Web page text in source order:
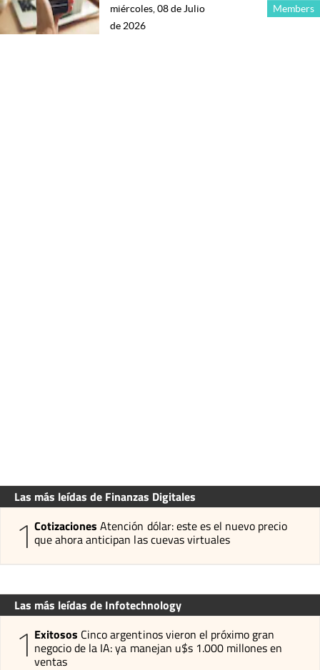
Members
miércoles, 08 de Julio
de 2026
Las más leídas de Finanzas Digitales
1 Cotizaciones Atención dólar: este es el nuevo precio
que ahora anticipan las cuevas virtuales
Las más leídas de Infotechnology
1 Exitosos Cinco argentinos vieron el próximo gran
negocio de la IA: ya manejan u$s 1.000 millones en
ventas